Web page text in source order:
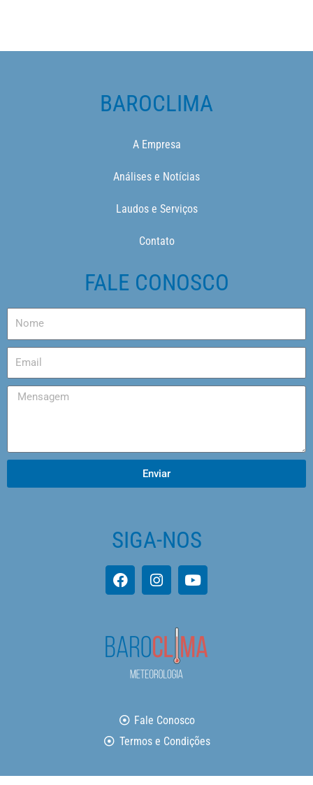
BAROCLIMA
A Empresa
Análises e Notícias
Laudos e Serviços
Contato
FALE CONOSCO
Enviar
SIGA-NOS
Fale Conosco
Termos e Condições